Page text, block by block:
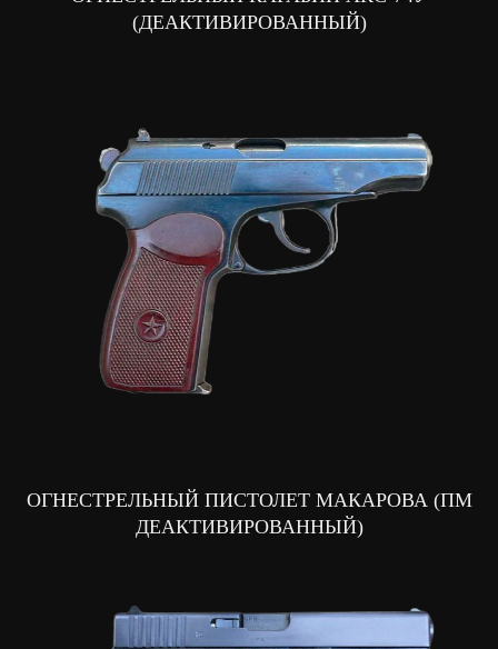
(ДЕАКТИВИРОВАННЫЙ)
ОГНЕСТРЕЛЬНЫЙ ПИСТОЛЕТ МАКАРОВА (ПМ
ДЕАКТИВИРОВАННЫЙ)